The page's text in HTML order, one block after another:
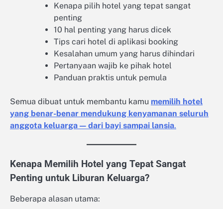
Kenapa pilih hotel yang tepat sangat
penting
10 hal penting yang harus dicek
Tips cari hotel di aplikasi booking
Kesalahan umum yang harus dihindari
Pertanyaan wajib ke pihak hotel
Panduan praktis untuk pemula
Semua dibuat untuk membantu kamu memilih hotel
yang benar-benar mendukung kenyamanan seluruh
anggota keluarga — dari bayi sampai lansia.
Kenapa Memilih Hotel yang Tepat Sangat
Penting untuk Liburan Keluarga?
Beberapa alasan utama: